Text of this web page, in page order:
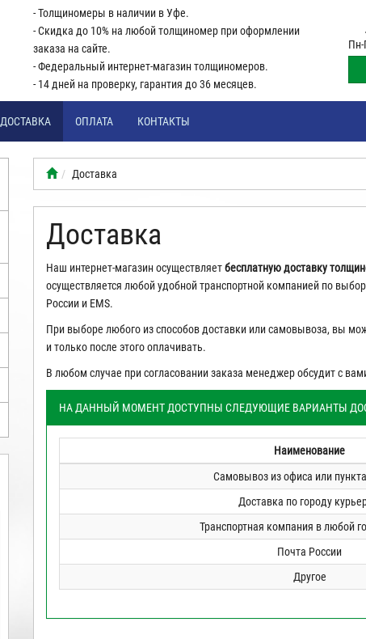
- Толщиномеры в наличии в Уфе.
- Скидка до 10% на любой толщиномер при оформлении
заказа на сайте.
- Федеральный интернет-магазин толщиномеров.
- 14 дней на проверку, гарантия до 36 месяцев.
Пн-
ДОСТАВКА ОПЛАТА КОНТАКТЫ
Доставка
Доставка
Наш интернет-магазин осуществляетбесплатную доставку
осуществляется любой удобной транспортной компанией по
России и EMS.
При выборе любого из способов доставки или самовывоза, вы
и только после этого оплачивать.
В любом случае при согласовании заказа менеджер обсудит с
НА ДАННЫЙ МОМЕНТ ДОСТУПНЫ СЛЕДУЮЩИЕ ВАРИАНТЫ
Наименование
Самовывоз из офиса или
Доставка по городу
Транспортная компания в любой
Почта России
Другое